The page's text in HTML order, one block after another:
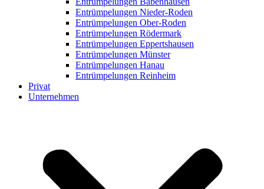
Entrümpelungen Nieder-Roden
Entrümpelungen Ober-Roden
Entrümpelungen Rödermark
Entrümpelungen Eppertshausen
Entrümpelungen Münster
Entrümpelungen Hanau
Entrümpelungen Reinheim
Privat
Unternehmen